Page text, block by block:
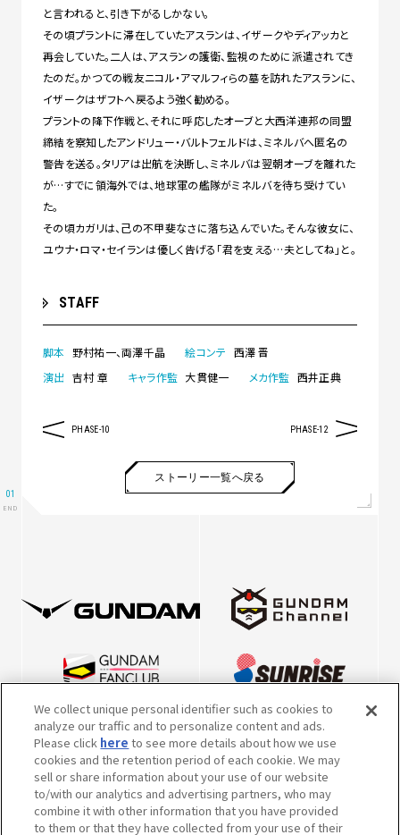
と言われると、引き下がるしかない。
その頃プラントに滞在していたアスランは、イザークやディアッカと
再会していた。二人は、アスランの護衛、監視のために派遣されてき
たのだ。かつての戦友ニコル・アマルフィらの墓を訪れたアスランに、
イザークはザフトへ戻るよう強く勧める。
プラントの降下作戦と、それに呼応したオーブと大西洋連邦の同盟
締結を察知したアンドリュー・バルトフェルドは、ミネルバへ匿名の
警告を送る。タリアは出航を決断し、ミネルバは翌朝オーブを離れた
が…すでに領海外では、地球軍の艦隊がミネルバを待ち受けてい
た。
その頃カガリは、己の不甲斐なさに落ち込んでいた。そんな彼女に、
ユウナ・ロマ・セイランは優しく告げる「君を支える…夫としてね」と。
STAFF
脚本 野村祐一、両澤千晶 絵コンテ 西澤 晋
演出 吉村 章 キャラ作監 大貫健一 メカ作監 西井正典
PHASE-10 PHASE-12
ストーリー一覧へ戻る
※英表記につきまして、2022年10月5日より、一部キャラクター・メカの表
We collect unique personal identifier such as cookies to
analyze our traffic and to personalize content and ads.
Please click here to see more details about how we use
cookies and the retention period of each cookie. We may
sell or share information about your use of our website
to/with our analytics and advertising partners, who may
combine it with other information that you have provided
to them or that they have collected from your use of their